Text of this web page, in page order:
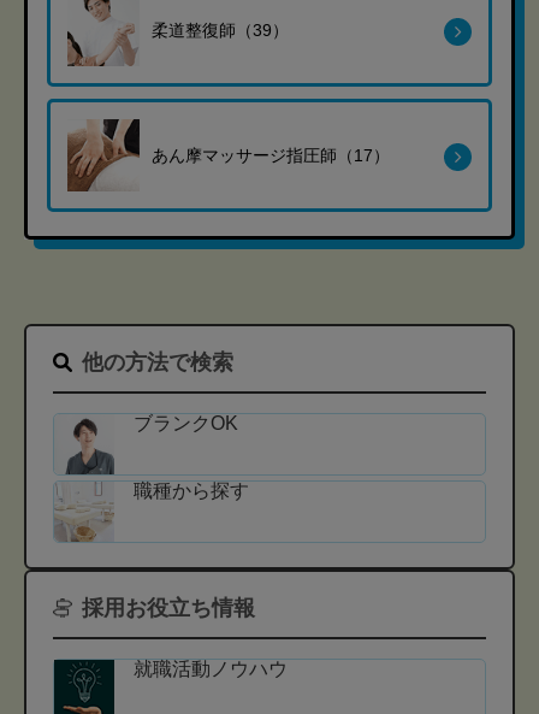
柔道整復師（39）
あん摩マッサージ指圧師（17）
他の方法で検索
ブランクOK
職種から探す
採用お役立ち情報
就職活動ノウハウ